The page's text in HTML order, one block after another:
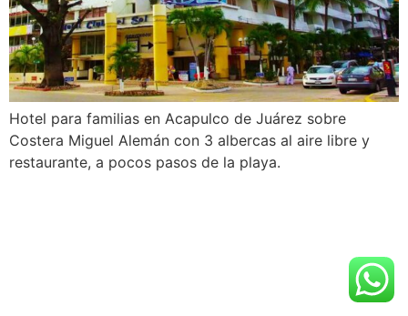
Hotel para familias en Acapulco de Juárez sobre
Costera Miguel Alemán con 3 albercas al aire libre y
restaurante, a pocos pasos de la playa.